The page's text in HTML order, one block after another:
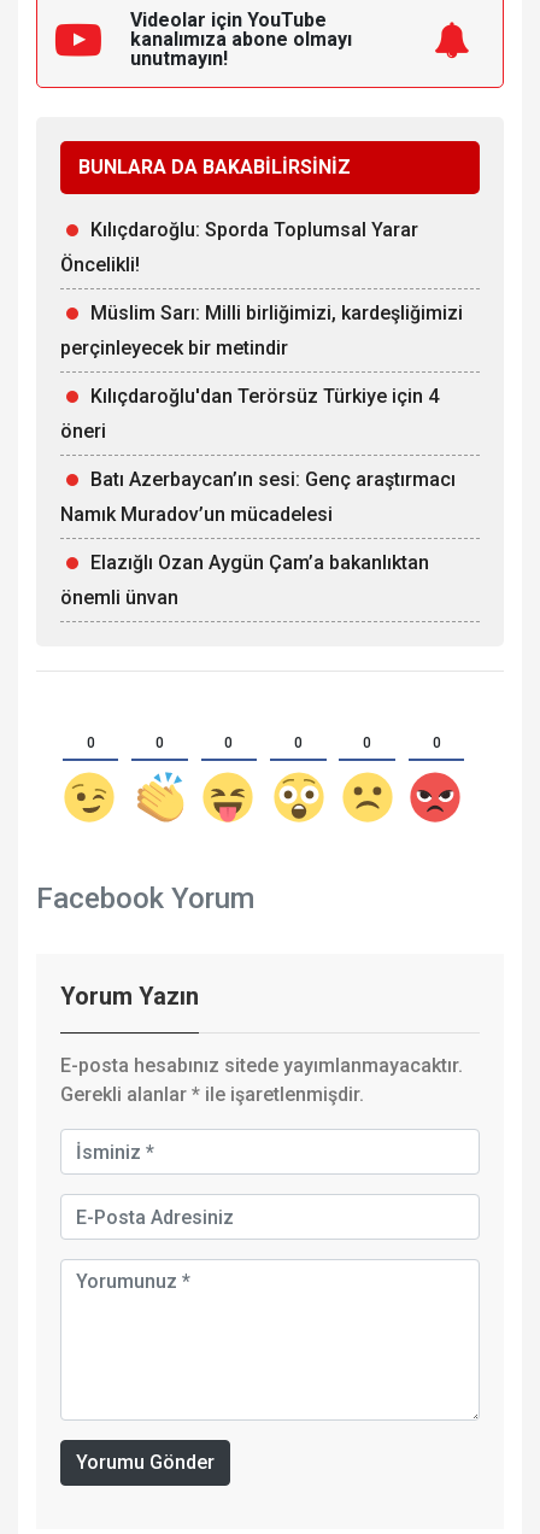
Videolar için YouTube
kanalımıza abone olmayı
unutmayın!
BUNLARA DA BAKABİLİRSİNİZ
Kılıçdaroğlu: Sporda Toplumsal Yarar
Öncelikli!
Müslim Sarı: Milli birliğimizi, kardeşliğimizi
perçinleyecek bir metindir
Kılıçdaroğlu'dan Terörsüz Türkiye için 4
öneri
Batı Azerbaycan’ın sesi: Genç araştırmacı
Namık Muradov’un mücadelesi
Elazığlı Ozan Aygün Çam’a bakanlıktan
önemli ünvan
0 0 0 0 0 0
Facebook Yorum
Yorum Yazın
E-posta hesabınız sitede yayımlanmayacaktır.
Gerekli alanlar * ile işaretlenmişdir.
Yorumu Gönder